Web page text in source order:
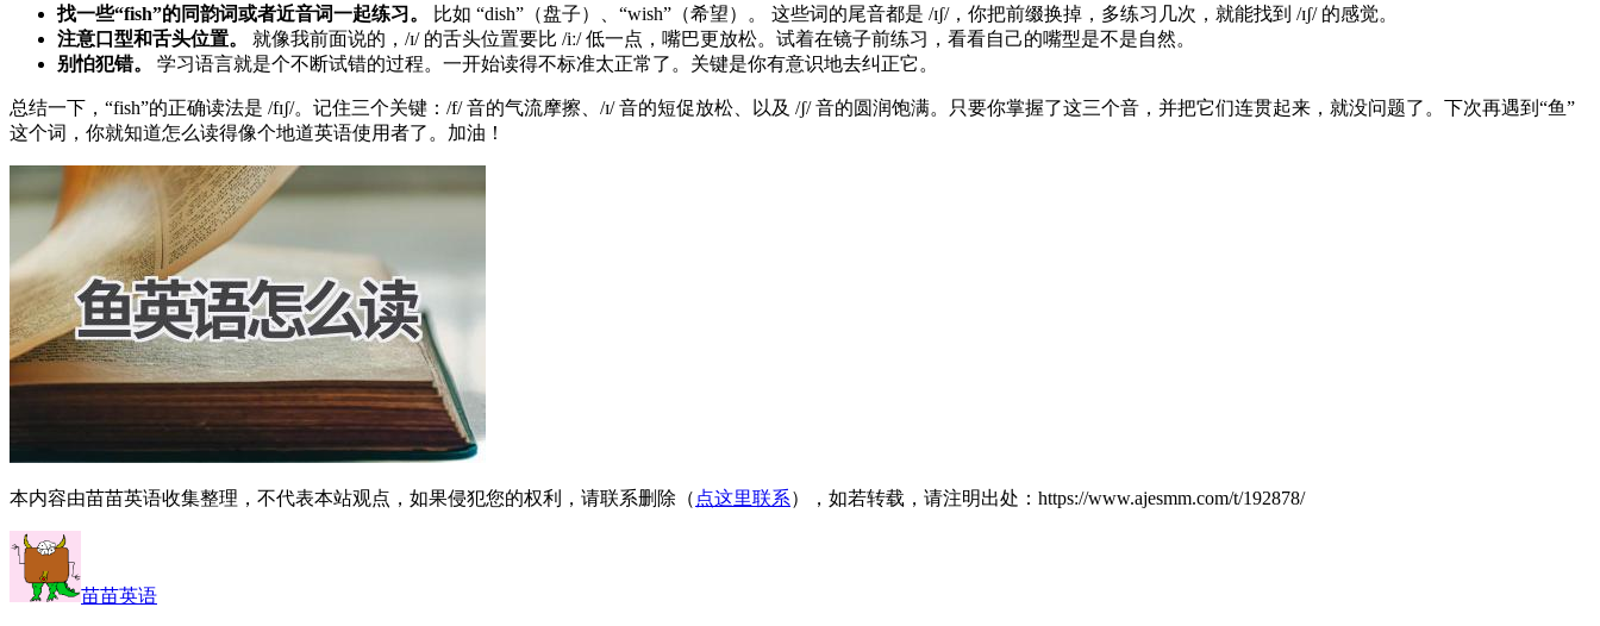
找一些“fish”的同韵词或者近音词一起练习。
比如 “dish”（盘子）、“wish”（希望）。 这些词的尾音都是 /ɪʃ/，你把前缀换掉，多练习几次，就能找到 /ɪʃ/ 的感觉。
注意口型和舌头位置。
就像我前面说的，/ɪ/ 的舌头位置要比 /iː/ 低一点，嘴巴更放松。试着在镜子前练习，看看自己的嘴型是不是自然。
别怕犯错。
学习语言就是个不断试错的过程。一开始读得不标准太正常了。关键是你有意识地去纠正它。
总结一下，“fish”的正确读法是 /fɪʃ/。记住三个关键：/f/ 音的气流摩擦、/ɪ/ 音的短促放松、以及 /ʃ/ 音的圆润饱满。只要你掌握了这三个音，并把它们连贯起来，就没问题了。下次再遇到“鱼”
这个词，你就知道怎么读得像个地道英语使用者了。加油！
本内容由苗苗英语收集整理，不代表本站观点，如果侵犯您的权利，请联系删除（ 点这里联系），如若转载，请注明出处：https://www.ajesmm.com/t/192878/
苗苗英语